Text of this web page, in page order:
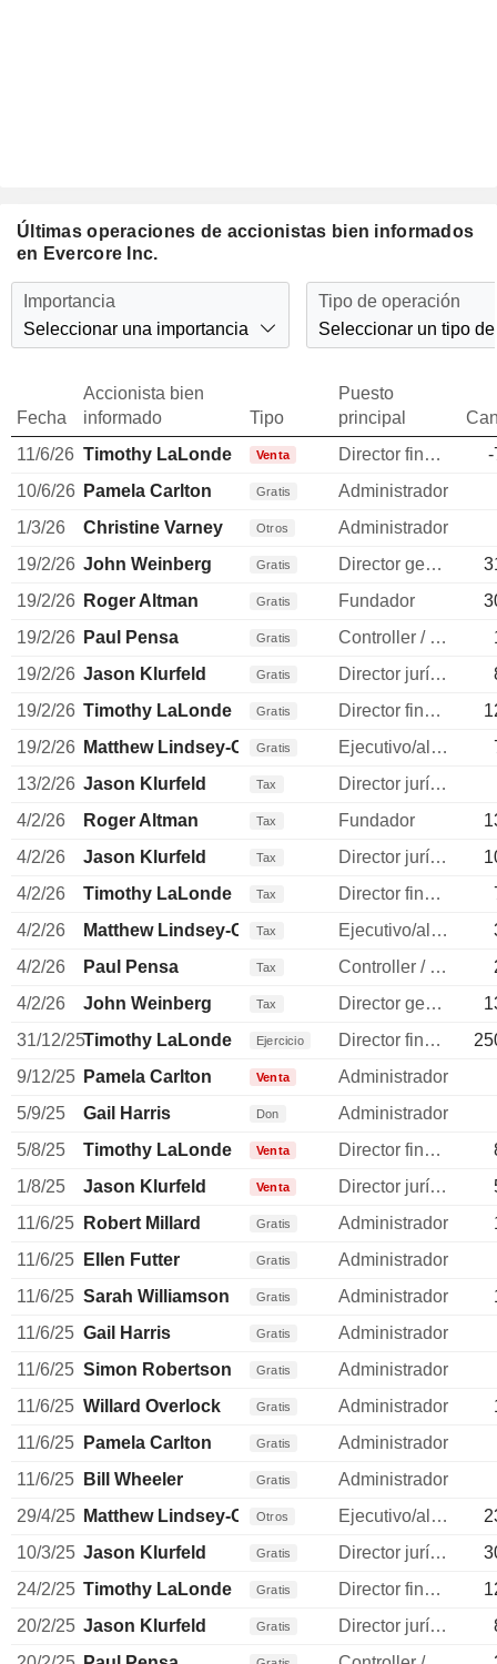
Últimas operaciones de accionistas bien informados
en Evercore Inc.
Importancia
Seleccionar una importancia
Tipo de operación
Seleccionar un tipo
Fecha
Accionista bien
informado
Tipo
Puesto
principal
11/6/26 Timothy LaLonde Venta Director financiero
-
10/6/26 Pamela Carlton Gratis
Administrador
1/3/26
Christine Varney Otros
Administrador
19/2/26 John Weinberg Gratis Director general
19/2/26 Roger Altman Gratis Fundador
19/2/26 Paul Pensa Gratis Controller / auditor
19/2/26 Jason Klurfeld Gratis Director jurídico
19/2/26 Timothy LaLonde Gratis Director financiero
19/2/26 Matthew Lindsey-ClarkGratis Ejecutivo/alto directivo
13/2/26 Jason Klurfeld Tax
Director jurídico
4/2/26
Roger Altman Tax Fundador
4/2/26
Jason Klurfeld Tax Director jurídico
4/2/26
Timothy LaLonde Tax Director financiero
4/2/26
Matthew Lindsey-Clark
Tax Ejecutivo/alto directivo
4/2/26
Paul Pensa Tax Controller / auditor
4/2/26
John Weinberg Tax Director general
31/12/25Timothy LaLonde Ejercicio Director financiero
9/12/25 Pamela Carlton Venta
Administrador
5/9/25
Gail Harris Don
Administrador
5/8/25
Timothy LaLonde Venta Director financiero
1/8/25
Jason Klurfeld Venta Director jurídico
11/6/25
Robert Millard Gratis Administrador
11/6/25
Ellen Futter Gratis
Administrador
11/6/25 Sarah Williamson Gratis Administrador
11/6/25 Gail Harris Gratis
Administrador
11/6/25 Simon Robertson Gratis
Administrador
11/6/25 Willard Overlock Gratis Administrador
11/6/25
Pamela Carlton Gratis
Administrador
11/6/25
Bill Wheeler Gratis
Administrador
29/4/25 Matthew Lindsey-ClarkOtros Ejecutivo/alto directivo
10/3/25 Jason Klurfeld Gratis Director jurídico
24/2/25 Timothy LaLonde Gratis Director financiero
20/2/25 Jason Klurfeld Gratis Director jurídico